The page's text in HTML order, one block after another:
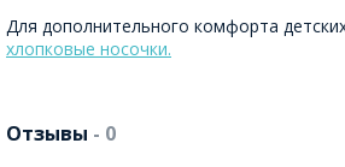
Для дополнительного комфорта
хлопковые носочки.
Отзывы - 0